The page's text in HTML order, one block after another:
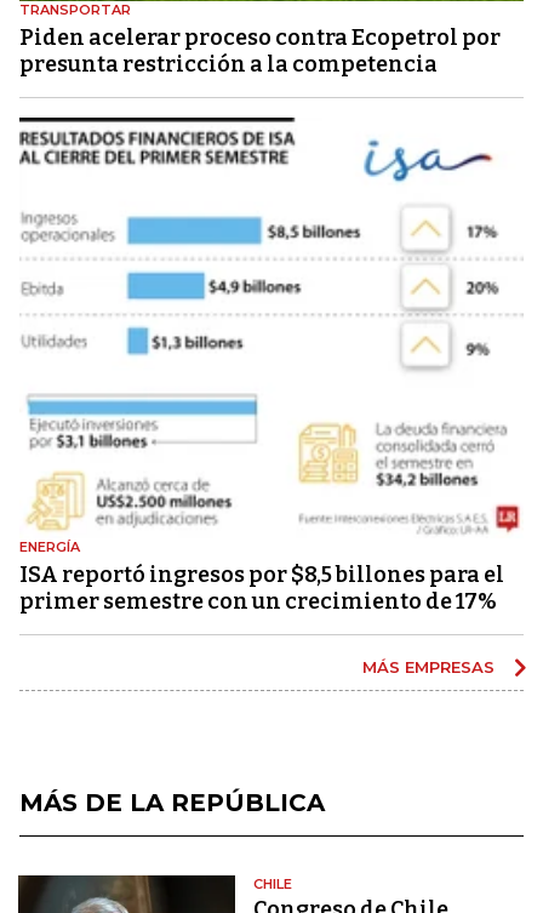
TRANSPORTAR
Piden acelerar proceso contra Ecopetrol por
presunta restricción a la competencia
ENERGÍA
ISA reportó ingresos por $8,5 billones para el
primer semestre con un crecimiento de 17%
MÁS EMPRESAS
MÁS DE LA REPÚBLICA
CHILE